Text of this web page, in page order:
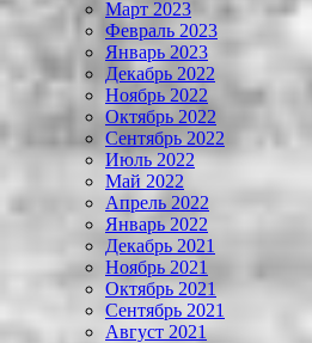
Март 2023
Февраль 2023
Январь 2023
Декабрь 2022
Ноябрь 2022
Октябрь 2022
Сентябрь 2022
Июль 2022
Май 2022
Апрель 2022
Январь 2022
Декабрь 2021
Ноябрь 2021
Октябрь 2021
Сентябрь 2021
Август 2021